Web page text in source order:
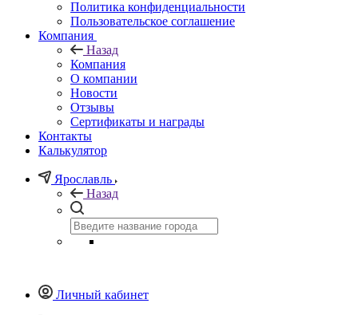
Политика конфиденциальности
Пользовательское соглашение
Компания
Назад
Компания
О компании
Новости
Отзывы
Сертификаты и награды
Контакты
Калькулятор
Ярославль
Назад
Личный кабинет